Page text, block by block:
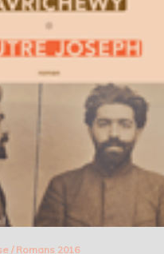
/ Romans 2016